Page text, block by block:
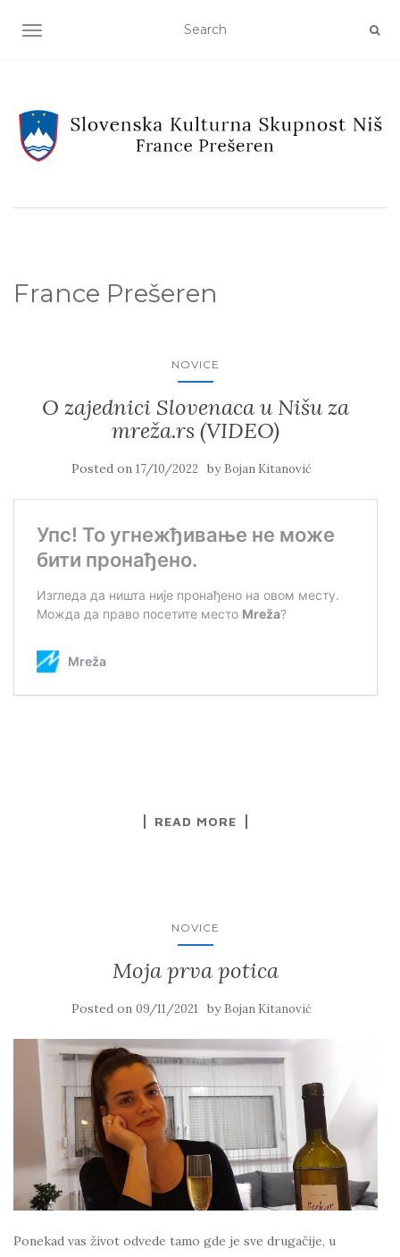
TOGGLE NAVIGATION
France Prešeren
NOVICE
O zajednici Slovenaca u Nišu za
mreža.rs (VIDEO)
Posted on 17/10/2022 by Bojan Kitanović
READ MORE
NOVICE
Moja prva potica
Posted on 09/11/2021 by Bojan Kitanović
Ponekad vas život odvede tamo gde je sve drugačije, u